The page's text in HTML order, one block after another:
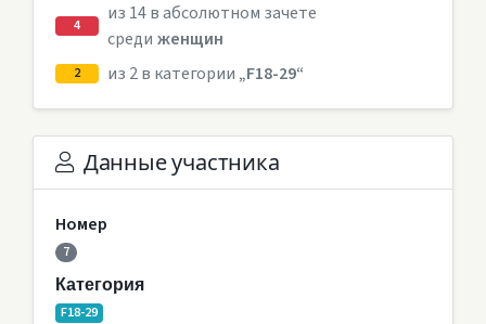
4
из 14 в абсолютном зачете
среди женщин
2 из 2 в категории „F18-29“
Данные участника
Номер
7
Категория
F18-29